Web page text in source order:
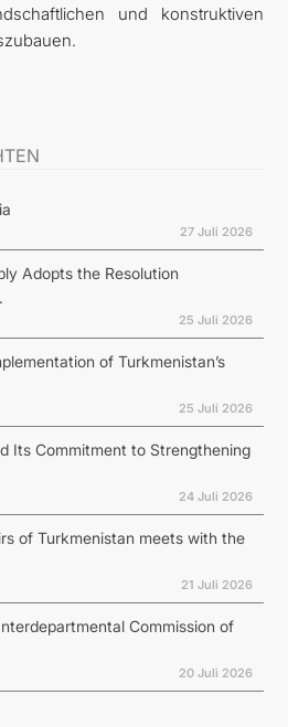
und konstruktiven
27 Juli 2026
Adopts the Resolution
25 Juli 2026
of Turkmenistan’s
25 Juli 2026
Its Commitment to Strengthening
24 Juli 2026
of Turkmenistan meets with the
21 Juli 2026
Commission of
20 Juli 2026